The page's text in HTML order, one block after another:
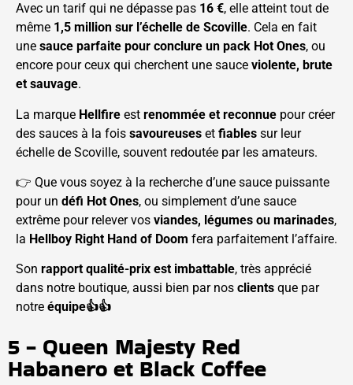
Avec un tarif qui ne dépasse pas 16 €, elle atteint tout de
même 1,5 million sur l’échelle de Scoville. Cela en fait
une sauce parfaite pour conclure un pack Hot Ones, ou
encore pour ceux qui cherchent une sauce violente, brute
et sauvage.
La marque Hellfire est renommée et reconnue pour créer
des sauces à la fois savoureuses et fiables sur leur
échelle de Scoville, souvent redoutée par les amateurs.
👉 Que vous soyez à la recherche d’une sauce puissante
pour un défi Hot Ones, ou simplement d’une sauce
extrême pour relever vos viandes, légumes ou marinades,
la Hellboy Right Hand of Doom fera parfaitement l’affaire.
Son rapport qualité-prix est imbattable, très apprécié
dans notre boutique, aussi bien par nos clients que par
notre équipe👍👍
5 - Queen Majesty Red
Habanero et Black Coffee